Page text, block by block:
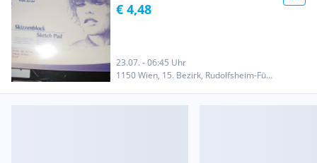
€ 4,48
23.07. - 06:45 Uhr
1150 Wien, 15. Bezirk, Rudolfsheim-Fünfhaus